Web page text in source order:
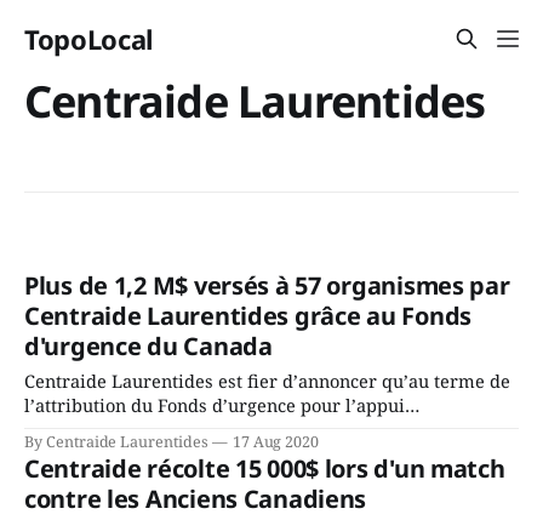
TopoLocal
Centraide Laurentides
Plus de 1,2 M$ versés à 57 organismes par
Centraide Laurentides grâce au Fonds
d'urgence du Canada
Centraide Laurentides est fier d’annoncer qu’au terme de
l’attribution du Fonds d’urgence pour l’appui
communautaire (FUAC), une aide financière de 1 287 550 $
a été versée à 57 organismes communautaires de la
région afin de leur permettre de répondre aux besoins
des plus vulnérables, femmes,
By Centraide Laurentides 17 Aug 2020
Centraide récolte 15 000$ lors d'un match
contre les Anciens Canadiens